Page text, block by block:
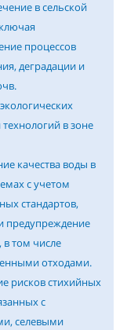
в сельской
процессов
деградации и
в зоне
качества воды в
с учетом
стандартов,
предупреждение
в том числе
отходами.
рисков стихийных
с
селевыми